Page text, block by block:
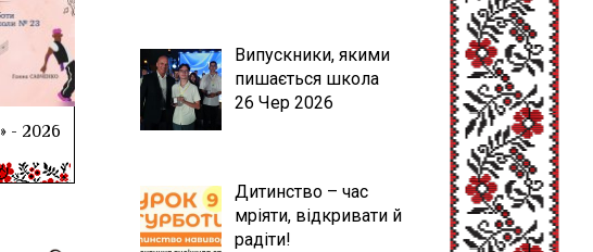
- 2026
Випускники, якими
пишається школа
26 Чер 2026
Дитинство – час
мріяти, відкривати й
радіти!